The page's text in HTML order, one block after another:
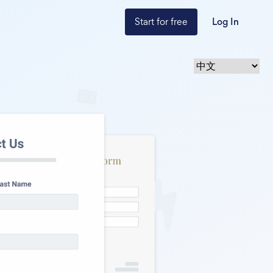
Start for free Log In